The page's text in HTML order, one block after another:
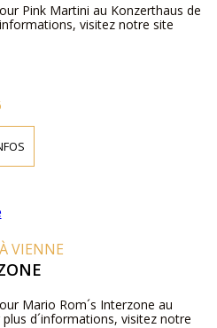
Pink Martini au Konzerthaus de
visitez notre site
VIENNE
Mario Rom´s Interzone au
d´informations, visitez notre